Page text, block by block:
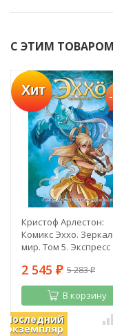
С ЭТИМ
Хит
Последний
экземпляр
Кристоф Арлестон:
Комикс Эххо.
мир. Том 5. Экспресс
Призрак в Пекине
2 545 ₽ 5 283₽
В корзину
В наличии